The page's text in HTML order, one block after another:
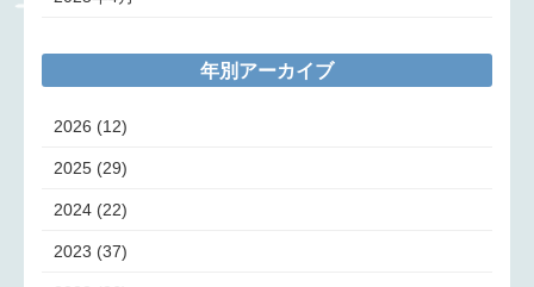
年別アーカイブ
2026 (12)
2025 (29)
2024 (22)
2023 (37)